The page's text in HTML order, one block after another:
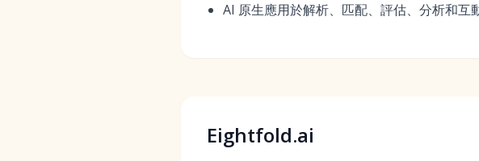
AI 原生應用於解析、匹配、評估、分析和
Eightfold.ai